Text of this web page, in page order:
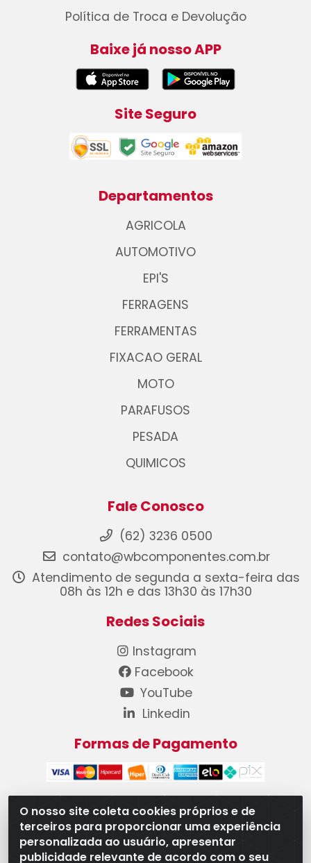
O nosso site coleta cookies próprios e de
terceiros para proporcionar uma experiência
personalizada ao usuário, apresentar
publicidade relevante de acordo com o seu
Política de Troca e Devolução
Baixe já nosso APP
Site Seguro
Departamentos
AGRICOLA
AUTOMOTIVO
EPI'S
FERRAGENS
FERRAMENTAS
FIXACAO GERAL
MOTO
PARAFUSOS
PESADA
QUIMICOS
Fale Conosco
(62) 3236 0500
contato@wbcomponentes.com.br
Atendimento de segunda a sexta-feira das
08h às 12h e das 13h30 às 17h30
Redes Sociais
Instagram
Facebook
YouTube
Linkedin
Formas de Pagamento
WB Componentes Automotivos LTDA - CNPJ
08.528.393/0001-12 - Rua do Níquel, 667 - Parque
Oeste Industrial, Goiânia/GO - CEP 74375-660